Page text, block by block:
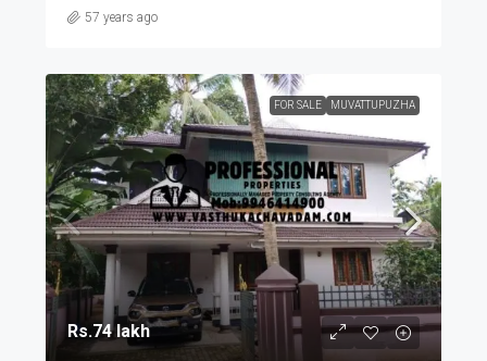
57 years ago
FOR SALE MUVATTUPUZHA
Rs.74 lakh